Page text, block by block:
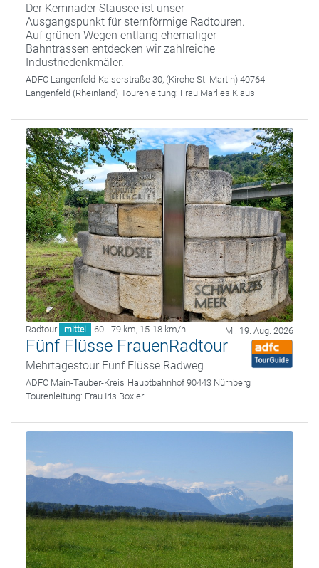
Der Kemnader Stausee ist unser
Ausgangspunkt für sternförmige Radtouren.
Auf grünen Wegen entlang ehemaliger
Bahntrassen entdecken wir zahlreiche
Industriedenkmäler.
ADFC Langenfeld Kaiserstraße 30, (Kirche St. Martin) 40764
Langenfeld (Rheinland) Tourenleitung: Frau Marlies Klaus
Radtour mittel 60 - 79 km, 15-18 km/h Mi. 19. Aug. 2026
Fünf Flüsse FrauenRadtour
Mehrtagestour Fünf Flüsse Radweg
ADFC Main-Tauber-Kreis Hauptbahnhof 90443 Nürnberg
Tourenleitung: Frau Iris Boxler